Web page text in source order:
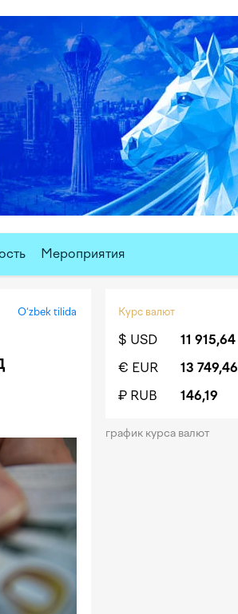
Мероприятия
O‘zbek tilida Курс валют
$ USD 11 915,64
€ EUR
13 749,46
₽ RUB
146,19
график курса валют